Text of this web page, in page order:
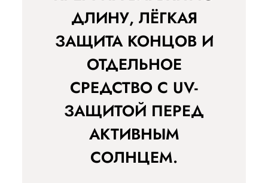
ДЛИНУ, ЛЁГКАЯ
ЗАЩИТА КОНЦОВ И
ОТДЕЛЬНОЕ
СРЕДСТВО С UV-
ЗАЩИТОЙ ПЕРЕД
АКТИВНЫМ
СОЛНЦЕМ.